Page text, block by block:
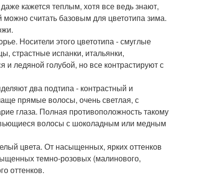
кажется теплым, хотя все ведь знают,
считать базовым для цветотипа зима.
Носители этого цветотипа - смуглые
страстные испанки, итальянки,
и ледяной голубой, но все контрастируют с
два подтипа - контрастный и
прямые волосы, очень светлая, с
глаза. Полная противоположность такому
вьющиеся волосы с шоколадным или медным
цвета. От насыщенных, ярких оттенков
темно-розовых (малинового,
оттенков.